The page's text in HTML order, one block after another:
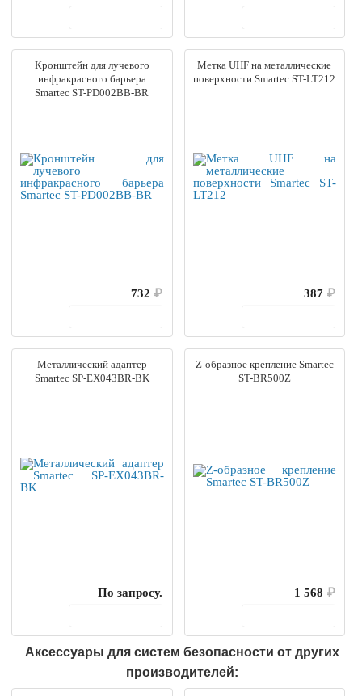
Кронштейн для лучевого
инфракрасного барьера
Smartec ST-PD002BB-BR
732 ₽
Метка UHF на металлические
поверхности Smartec ST-LT212
387 ₽
Металлический адаптер
Smartec SP-EX043BR-BK
По запросу.
Z-образное крепление Smartec
ST-BR500Z
1 568 ₽
Аксессуары для систем безопасности от других
производителей: